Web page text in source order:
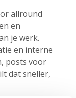
allround
en
je werk.
en interne
posts voor
dat sneller,